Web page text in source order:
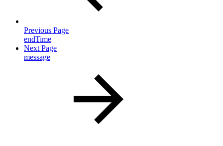
Previous Page
endTime
Next Page
message